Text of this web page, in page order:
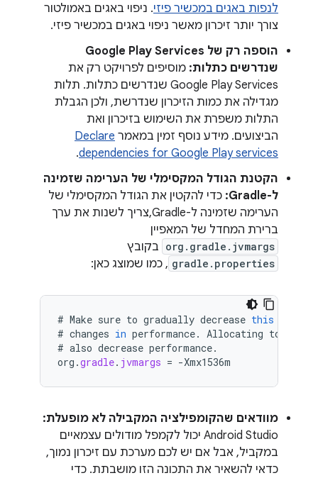
לנפות באגים במכשיר פיזי. ניפוי באגים באמולטור
צורך יותר זיכרון מאשר ניפוי באגים במכשיר פיזי.
הוספה רק של Google Play Services
שנדרשים כתלות: מוסיפים לפרויקט רק את
Google Play Services שנדרשים כתלות. תלות
מגדילה את כמות הזיכרון שנדרשת, ולכן הגבלת
התלות משפרת את השימוש בזיכרון ואת
הביצועים. מידע נוסף זמין במאמר Declare
dependencies for Google Play services
.
הקטנת הגודל המקסימלי של הערימה שזמינה
ל-Gradle:
כדי להקטין את הגודל המקסימלי של
הערימה שזמינה ל-Gradle,צריך לשנות את ערך
ברירת המחדל של המאפיין
org.gradle.jvmargs בקובץ
gradle.properties , כמו שמוצג כאן:
# Make sure to gradually decrease this
# changes in performance. Allocating too
# also decrease performance.
org .gradle. jvmargs = -Xmx1536m
מוודאים שהקומפילציה המקבילה לא מופעלת:
Android Studio יכול לקמפל מודולים עצמאיים
במקביל, אבל אם יש לכם מערכת עם זיכרון נמוך,
כדאי להשאיר את התכונה הזו מושבתת. כדי